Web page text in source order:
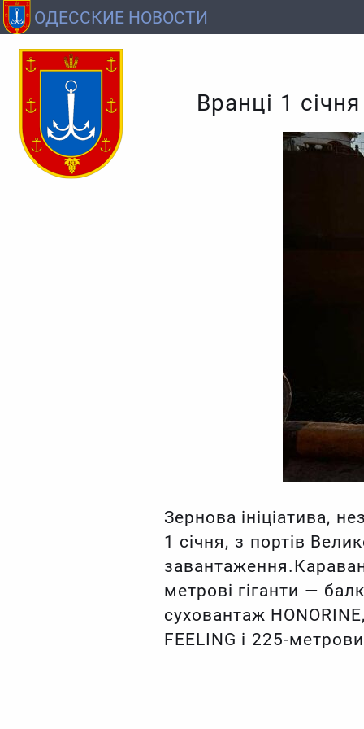
ОДЕССКИЕ НОВОСТИ
Вранці 1
Зернова ініціатива,
1 січня, з портів
метрові гіганти —
суховантаж
FEELING і 225-